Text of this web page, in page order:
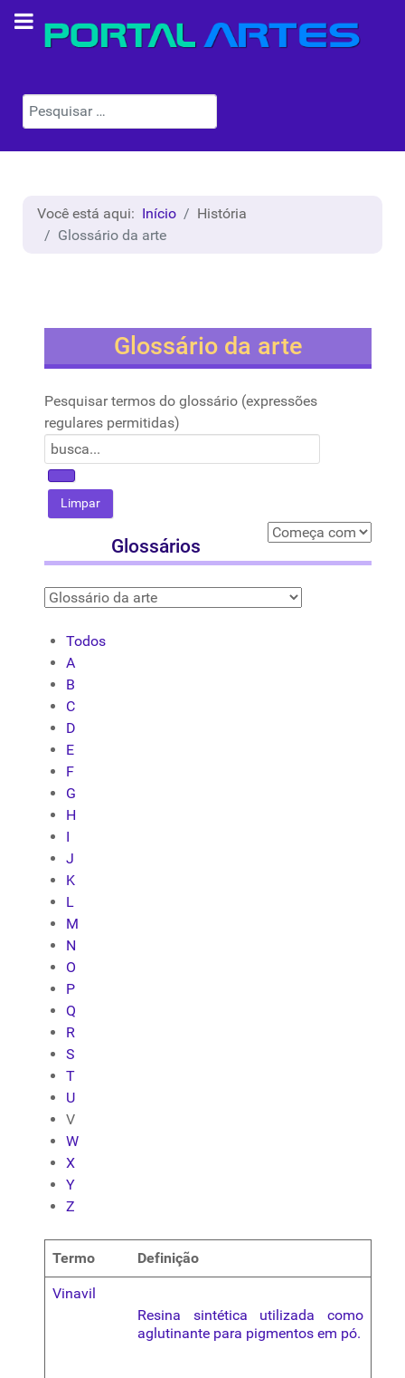
Pesquisar
Você está aqui: Início
História
Glossário da arte
Glossário da arte
Pesquisar termos do glossário (expressões
regulares permitidas)
Glossários
Todos
A
B
C
D
E
F
G
H
I
J
K
L
M
N
O
P
Q
R
S
T
U
V
W
X
Y
Z
Termo Definição
Vinavil
Resina sintética utilizada como
aglutinante para pigmentos em pó.